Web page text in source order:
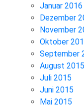
Januar 2016
Dezember
November
Oktober
September
August 2015
Juli 2015
Juni 2015
Mai 2015